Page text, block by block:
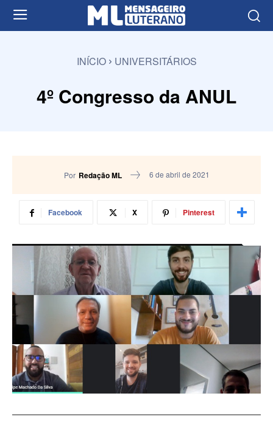
INÍCIO UNIVERSITÁRIOS
4º Congresso da ANUL
Por Redação ML 6 de abril de 2021
Facebook X Pinterest